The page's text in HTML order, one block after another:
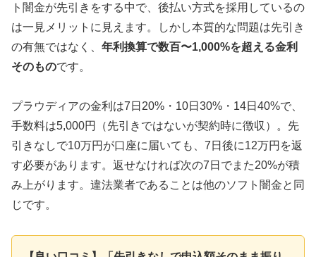
ト闇金が先引きをする中で、後払い方式を採用しているの
は一見メリットに見えます。しかし本質的な問題は先引き
の有無ではなく、 年利換算で数百〜1,000%を超える金利
そのものです。
プラウディアの金利は7日20%・10日30%・14日40%で、
手数料は5,000円（先引きではないが契約時に徴収）。先
引きなしで10万円が口座に届いても、7日後に12万円を返
す必要があります。返せなければ次の7日でまた20%が積
み上がります。違法業者であることは他のソフト闇金と同
じです。